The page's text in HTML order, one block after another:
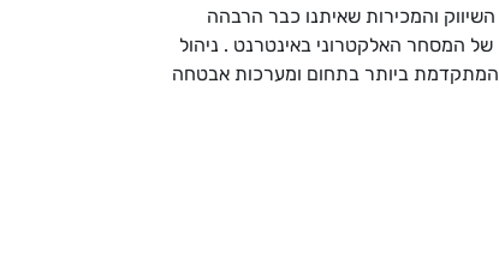
והמכירות שאיתנו כבר הרבהה
המסחר האלקטרוני באינטרנט . ניהול
המתקדמת ביותר בתחום ומערכות אבטחה